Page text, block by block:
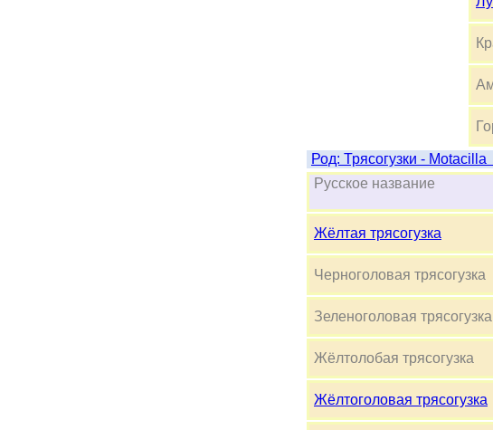
Род:
Русское название
Жёлтая трясогузка
Черноголовая трясогузка
Зеленоголовая трясогузка
Жёлтолобая трясогузка
Жёлтоголовая трясогузка